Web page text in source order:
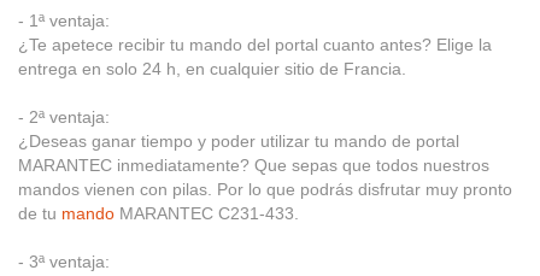
- 1ª ventaja:
¿Te apetece recibir tu mando del portal cuanto antes? Elige la
entrega en solo 24 h, en cualquier sitio de Francia.
- 2ª ventaja:
¿Deseas ganar tiempo y poder utilizar tu mando de portal
MARANTEC inmediatamente? Que sepas que todos nuestros
mandos vienen con pilas. Por lo que podrás disfrutar muy pronto
de tu mando MARANTEC C231-433.
- 3ª ventaja: